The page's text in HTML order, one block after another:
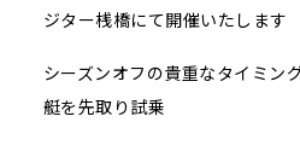
ジター桟橋にて開催いたします
シーズンオフの貴重なタイミン
艇を先取り試乗